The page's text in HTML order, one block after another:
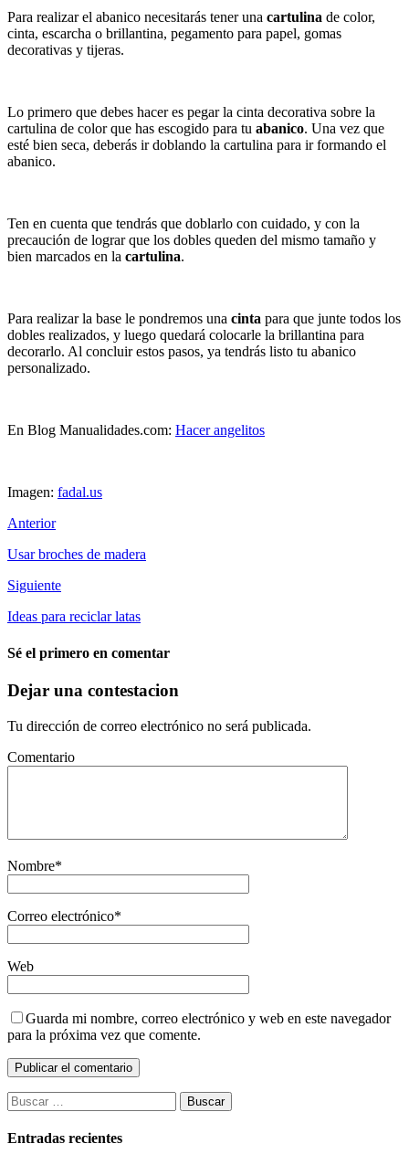
Para realizar el abanico necesitarás tener una cartulina de color,
cinta, escarcha o brillantina, pegamento para papel, gomas
decorativas y tijeras.
Lo primero que debes hacer es pegar la cinta decorativa sobre la
cartulina de color que has escogido para tu abanico. Una vez que
esté bien seca, deberás ir doblando la cartulina para ir formando el
abanico.
Ten en cuenta que tendrás que doblarlo con cuidado, y con la
precaución de lograr que los dobles queden del mismo tamaño y
bien marcados en la cartulina.
Para realizar la base le pondremos una cinta para que junte todos los
dobles realizados, y luego quedará colocarle la brillantina para
decorarlo. Al concluir estos pasos, ya tendrás listo tu abanico
personalizado.
En Blog Manualidades.com: Hacer angelitos
Imagen: fadal.us
Anterior
Usar broches de madera
Siguiente
Ideas para reciclar latas
Sé el primero en comentar
Dejar una contestacion
Tu dirección de correo electrónico no será publicada.
Comentario
Nombre*
Correo electrónico*
Web
Guarda mi nombre, correo electrónico y web en este navegador
para la próxima vez que comente.
Buscar:
Entradas recientes